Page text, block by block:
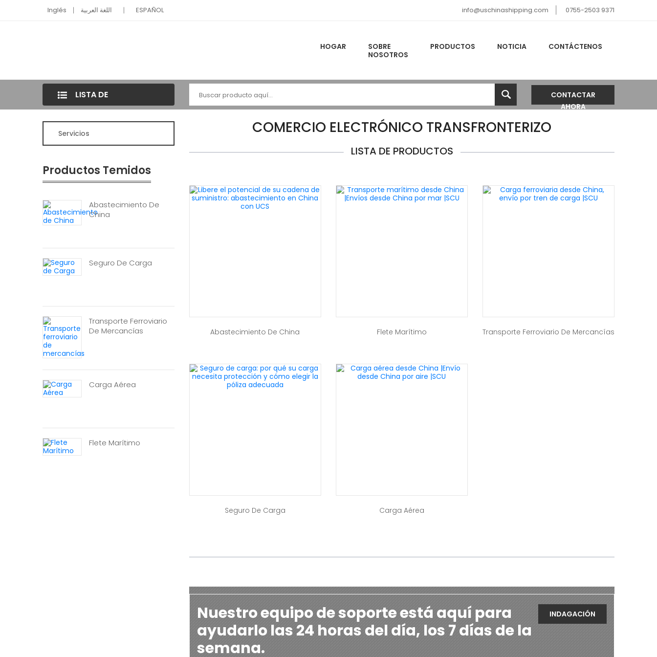
Inglés اللغة العربية ESPAÑOL info@uschinashipping.com 0755-2503 9371
HOGAR
SOBRE
NOSOTROS
PRODUCTOS NOTICIA CONTÁCTENOS
LISTA DE
CONTACTAR
AHORA
Servicios
Productos Temidos
Abastecimiento De
China
Seguro De Carga
Transporte Ferroviario
De Mercancías
Carga Aérea
Flete Marítimo
COMERCIO ELECTRÓNICO TRANSFRONTERIZO
LISTA DE PRODUCTOS
Abastecimiento De China Flete Marítimo Transporte Ferroviario De Mercancías
Seguro De Carga Carga Aérea
Nuestro equipo de soporte está aquí para
ayudarlo las 24 horas del día, los 7 días de la
semana.
INDAGACIÓN